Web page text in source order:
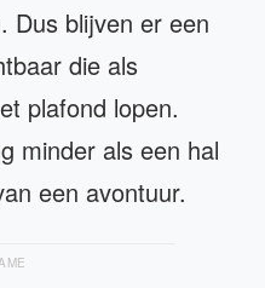
Dus blijven er een
die als
plafond lopen.
minder als een hal
een avontuur.